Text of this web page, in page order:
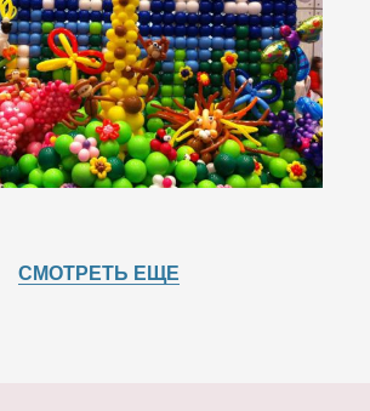
СМОТРЕТЬ ЕЩЕ